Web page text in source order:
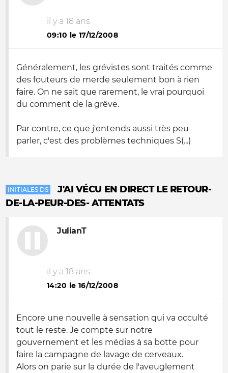
il y a 18 ans
09:10 le 17/12/2008
Généralement, les grévistes sont traités comme
des fouteurs de merde seulement bon à rien
faire. On ne sait que rarement, le vrai pourquoi
du comment de la grêve.
Par contre, ce que j'entends aussi très peu
parler, c'est des problèmes techniques S(...)
INITIALES DS
J'AI VÉCU EN DIRECT LE RETOUR-
DE-LA-PEUR-DES- ATTENTATS
JulianT
il y a 18 ans
14:20 le 16/12/2008
Encore une nouvelle à sensation qui va occulté
tout le reste. Je compte sur notre
gouvernement et les médias à sa botte pour
faire la campagne de lavage de cerveaux.
Alors on parie sur la durée de l'aveuglement